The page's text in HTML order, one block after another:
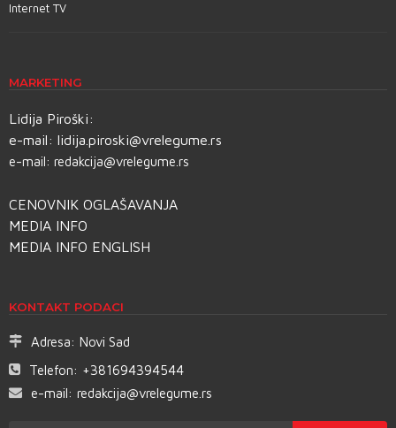
Internet TV
MARKETING
Lidija Piroški:
e-mail: lidija.piroski@vrelegume.rs
e-mail: redakcija@vrelegume.rs
CENOVNIK OGLAŠAVANJA
MEDIA INFO
MEDIA INFO ENGLISH
KONTAKT PODACI
Adresa: Novi Sad
Telefon: +381694394544
e-mail: redakcija@vrelegume.rs